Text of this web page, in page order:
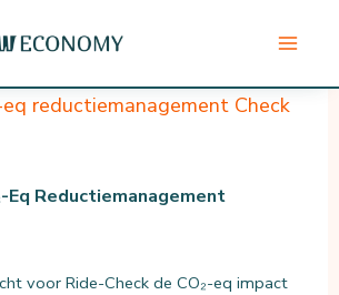
Eq Reductiemanagement
voor Ride-Check de CO₂-eq impact